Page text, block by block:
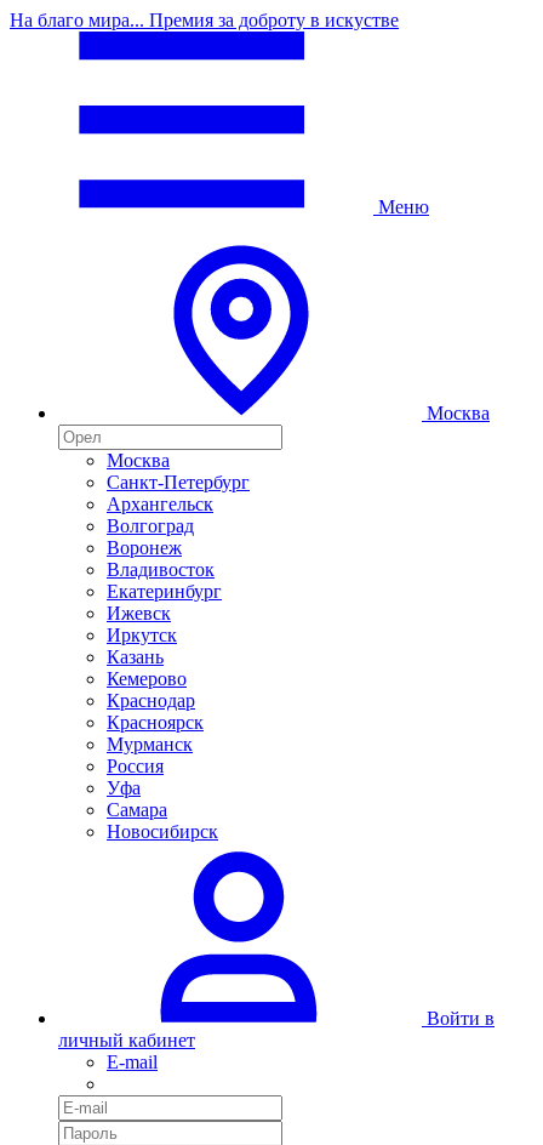
На благо мира... Премия за доброту в искустве
Меню
Москва
Москва
Санкт-Петербург
Архангельск
Волгоград
Воронеж
Владивосток
Екатеринбург
Ижевск
Иркутск
Казань
Кемерово
Краснодар
Красноярск
Мурманск
Россия
Уфа
Самара
Новосибирск
Войти в
личный кабинет
E-mail